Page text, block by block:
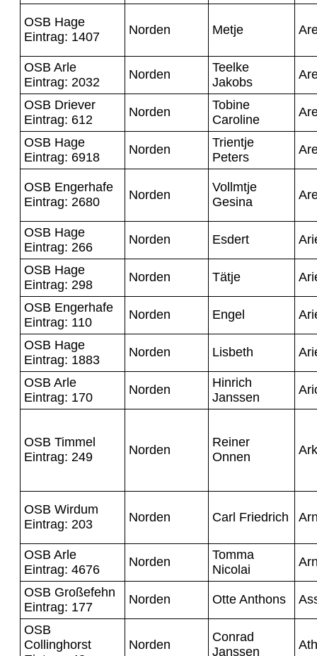
OSB Hage
Eintrag: 1407
Norden Metje
OSB Arle
Eintrag: 2032
Norden
Teelke
Jakobs
OSB Driever
Eintrag: 612
Norden
Tobine
Caroline
OSB Hage
Eintrag: 6918
Norden
Trientje
Peters
OSB Engerhafe
Eintrag: 2680
Norden
Vollmtje
Gesina
OSB Hage
Eintrag: 266
Norden Esdert
OSB Hage
Eintrag: 298
Norden Tätje
OSB Engerhafe
Eintrag: 110
Norden Engel
OSB Hage
Eintrag: 1883
Norden Lisbeth
OSB Arle
Eintrag: 170
Norden
Hinrich
Janssen
OSB Timmel
Eintrag: 249
Norden
Reiner
Onnen
OSB Wirdum
Eintrag: 203
Norden Carl Friedrich
OSB Arle
Eintrag: 4676
Norden
Tomma
Nicolai
OSB Großefehn
Eintrag: 177
Norden Otte Anthons
OSB
Collinghorst
Norden
Conrad
Janssen